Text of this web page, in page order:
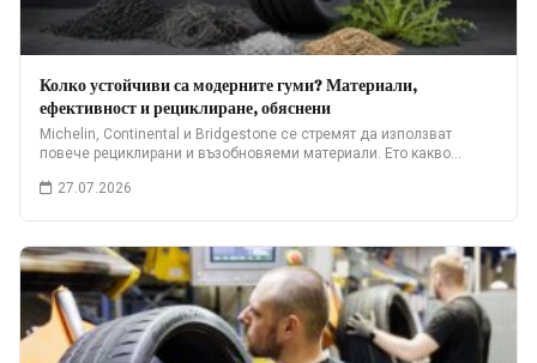
Колко устойчиви са модерните гуми? Материали,
ефективност и рециклиране, обяснени
Michelin, Continental и Bridgestone се стремят да използват
повече рециклирани и възобновяеми материали. Ето какво…
27.07.2026